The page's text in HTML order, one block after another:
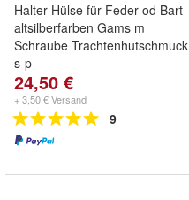
Halter Hülse für Feder od Bart
altsilberfarben Gams m
Schraube Trachtenhutschmuck
s-p
24,50 €
+ 3,50 € Versand
9